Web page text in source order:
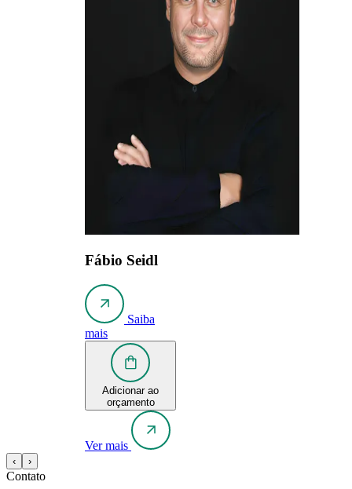
Fábio Seidl
Saiba
mais
Adicionar ao
orçamento
Ver mais
‹ ›
Contato